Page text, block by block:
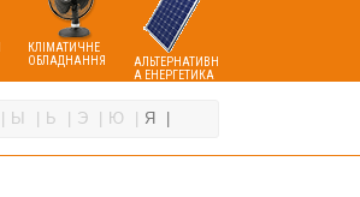
КЛІМАТИЧНЕ
ОБЛАДНАННЯ
АЛЬТЕРНАТИВН
А ЕНЕРГЕТИКА
Ы Ь Э Ю Я